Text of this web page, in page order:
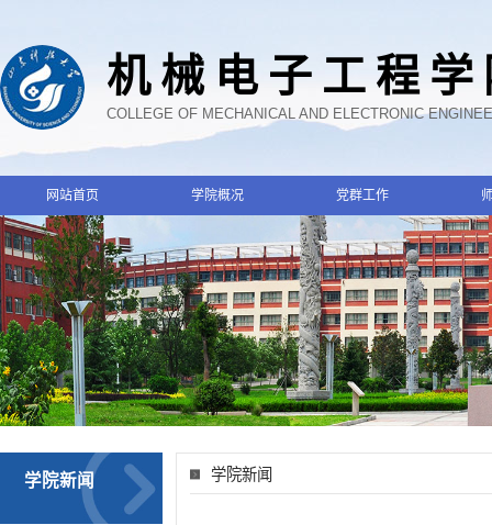
机械电子工程
COLLEGE OF MECHANICAL AND ELECTRONIC
网站首页 学院概况 党群工作
学院新闻 学院新闻